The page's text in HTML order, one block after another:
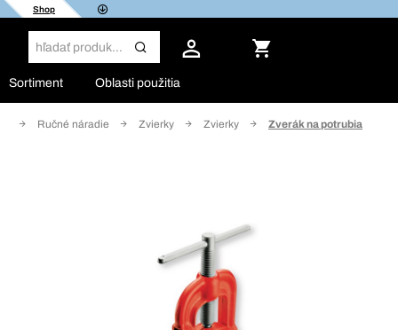
Shop
Sortiment Oblasti použitia
Ručné náradie Zvierky Zvierky Zverák na potrubia